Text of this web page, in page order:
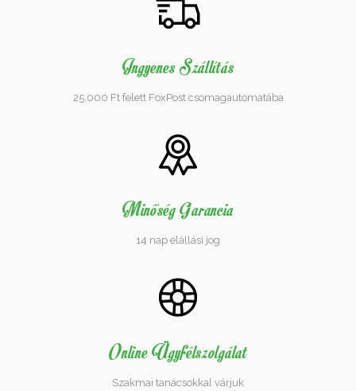
Ingyenes Szállítás
25.000 Ft felett FoxPost csomagautomatába
Minőség Garancia
14 nap elállási jog
Online Ügyfélszolgálat
Szakmai tanácsokkal várjuk